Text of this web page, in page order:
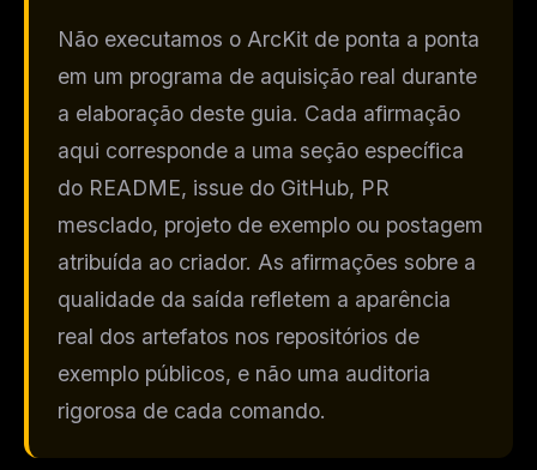
Não executamos o ArcKit de ponta a ponta
em um programa de aquisição real durante
a elaboração deste guia. Cada afirmação
aqui corresponde a uma seção específica
do README, issue do GitHub, PR
mesclado, projeto de exemplo ou postagem
atribuída ao criador. As afirmações sobre a
qualidade da saída refletem a aparência
real dos artefatos nos repositórios de
exemplo públicos, e não uma auditoria
rigorosa de cada comando.